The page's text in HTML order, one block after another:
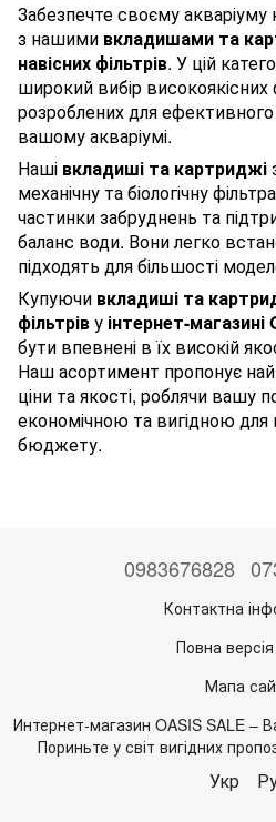
Забезпечте своєму
з нашими вкладишами та
навісних фільтрів. У цій
широкий вибір
розроблених для
вашому акваріумі.
Наші вкладиші та картриджі
механічну та біологічну
частинки забруднень та
баланс води. Вони легко
підходять для більшості
Купуючи вкладиші та
фільтріву інтернет-магазині
бути впевнені в їх високій
Наш асортимент пропонує
ціни та якості, роблячи вашу
економічною та вигідною для
бюджету.
0983676828
Контактна
Повна
Мапа
Интернет-магазин OASIS SALE –
Пориньте у світ вигідних
Укр